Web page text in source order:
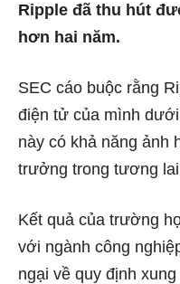
Ripple đã thu hút
hơn hai năm.
SEC cáo buộc rằng
điện tử của mình
này có khả năng ảnh
trưởng trong tương
Kết quả của trường
với ngành công
ngại về quy định